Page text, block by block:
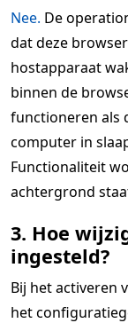
Nee. De
dat deze
hostapparaat
binnen de
functioneren als
computer in
Functionaliteit
achtergrond
3. Hoe
ingesteld?
Bij het activeren
het